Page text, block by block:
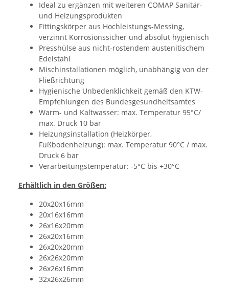
Ideal zu ergänzen mit weiteren COMAP Sanitär-
und Heizungsprodukten
Fittingskörper aus Hochleistungs-Messing,
verzinnt Korrosionssicher und absolut hygienisch
Presshülse aus nicht-rostendem austenitischem
Edelstahl
Mischinstallationen möglich, unabhängig von der
Fließrichtung
Hygienische Unbedenklichkeit gemäß den KTW-
Empfehlungen des Bundesgesundheitsamtes
Warm- und Kaltwasser: max. Temperatur 95°C/
max. Druck 10 bar
Heizungsinstallation (Heizkörper,
Fußbodenheizung): max. Temperatur 90°C / max.
Druck 6 bar
Verarbeitungstemperatur: -5°C bis +30°C
Erhältlich in den Größen:
20x20x16mm
20x16x16mm
26x16x20mm
26x20x16mm
26x20x20mm
26x26x20mm
26x26x16mm
32x26x26mm